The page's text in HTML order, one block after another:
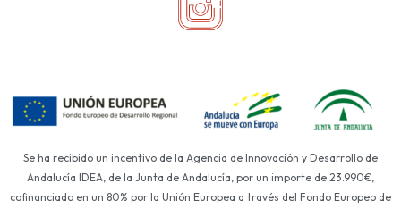
Se ha recibido un incentivo de la Agencia de Innovación y Desarrollo de
Andalucía IDEA, de la Junta de Andalucía, por un importe de 23.990€,
cofinanciado en un 80% por la Unión Europea a través del Fondo Europeo de